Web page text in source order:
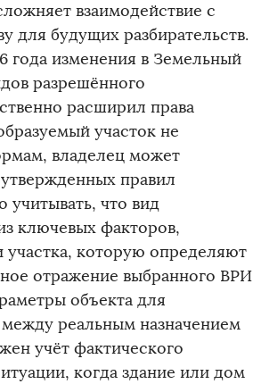
взаимодействие с
для будущих разбирательств.
года изменения в Земельный
разрешённого
расширил права
участок не
владелец может
правил
учитывать, что вид
ключевых факторов,
которую определяют
отражение выбранного ВРИ
объекта для
реальным назначением
учёт фактического
когда здание или дом